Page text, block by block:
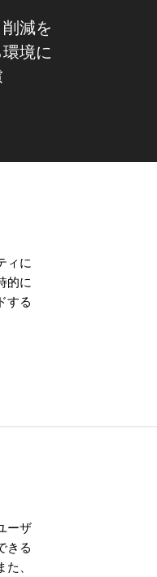
減を
境に
ィに
的に
する
ーザ
きる
、